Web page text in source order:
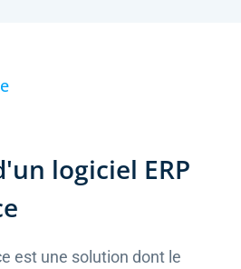
logiciel ERP
est une solution dont le